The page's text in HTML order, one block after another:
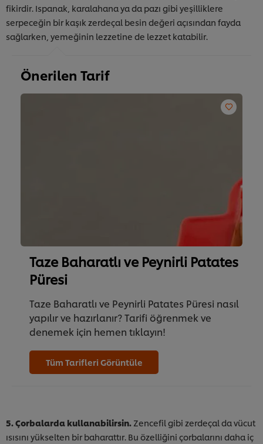
fikirdir. Ispanak, karalahana ya da pazı gibi yeşilliklere
serpeceğin bir kaşık zerdeçal besin değeri açısından fayda
sağlarken, yemeğinin lezzetine de lezzet katabilir.
Önerilen Tarif
Taze Baharatlı ve Peynirli Patates
Püresi
Taze Baharatlı ve Peynirli Patates Püresi nasıl
yapılır ve hazırlanır? Tarifi öğrenmek ve
denemek için hemen tıklayın!
Tüm Tarifleri Görüntüle
5. Çorbalarda kullanabilirsin. Zencefil gibi zerdeçal da vücut
ısısını yükselten bir baharattır. Bu özelliğini çorbalarını daha iç